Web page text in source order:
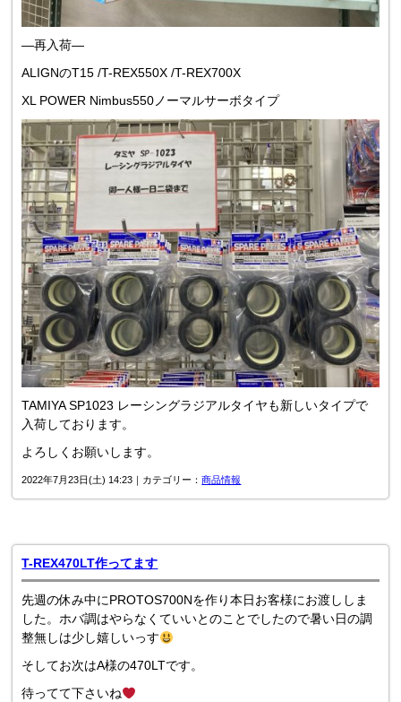
—再入荷—
ALIGNのT15 /T-REX550X /T-REX700X
XL POWER Nimbus550ノーマルサーボタイプ
TAMIYA SP1023 レーシングラジアルタイヤも新しいタイプで
入荷しております。
よろしくお願いします。
2022年7月23日(土) 14:23｜カテゴリー：商品情報
T-REX470LT作ってます
先週の休み中にPROTOS700Nを作り本日お客様にお渡ししま
した。ホバ調はやらなくていいとのことでしたので暑い日の調
整無しは少し嬉しいっす
そしてお次はA様の470LTです。
待ってて下さいね